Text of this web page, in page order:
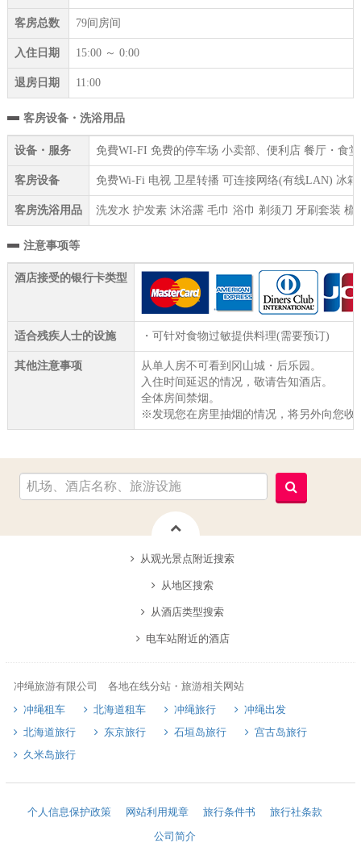
客房总数 79间房间
入住日期 15:00 ～ 0:00
退房日期 11:00
客房设备・洗浴用品
设备・服务 免費WI-FI 免费的停车场 小卖部、便利店 餐厅・食
客房设备 免费Wi-Fi 电视 卫星转播 可连接网络(有线LAN) 冰
客房洗浴用品 洗发水 护发素 沐浴露 毛巾 浴巾 剃须刀 牙刷套装 梳
注意事项等
酒店接受的银行卡类型
适合残疾人士的设施 ・可针对食物过敏提供料理(需要预订)
其他注意事项
从单人房不可看到冈山城・后乐园。
入住时间延迟的情况，敬请告知酒店。
全体房间禁烟。
※发现您在房里抽烟的情况，将另外向您收
从观光景点附近搜索
从地区搜索
从酒店类型搜索
电车站附近的酒店
冲绳旅游有限公司 各地在线分站・旅游相关网站
冲绳租车
北海道租车 冲绳旅行
冲绳出发
北海道旅行
东京旅行 石垣岛旅行
宫古岛旅行
久米岛旅行
个人信息保护政策 网站利用规章 旅行条件书
旅行社条款
公司简介